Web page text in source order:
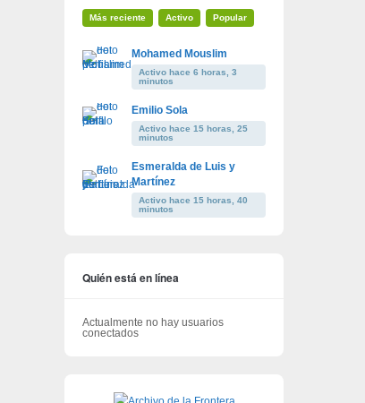
Más reciente Activo Popular
Mohamed Mouslim
Activo hace 6 horas, 3
minutos
Emilio Sola
Activo hace 15 horas, 25
minutos
Esmeralda de Luis y
Martínez
Activo hace 15 horas, 40
minutos
Quién está en línea
Actualmente no hay usuarios
conectados